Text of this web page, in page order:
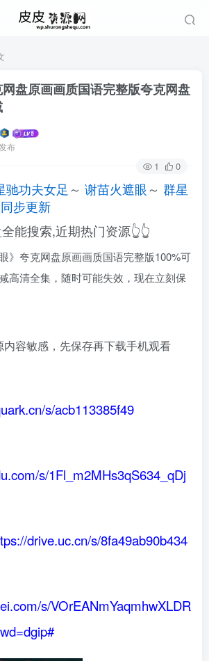
网盘原画画质国语完整版夸克网盘
布
1 0
驰功夫女足 ～ 谢苗火遮眼～ 群星
步更新
全能搜索,近期热门资源👆👆
》夸克网盘原画画质国语完整版100%可
高清全集，随时可能失效，现在立刻保
容敏感，先保存再下载手机观看
s/acb113385f49
s/1Fl_m2MHs3qS634_qDj
drive.uc.cn/s/8fa49ab90b434
s/VOrEANmYaqmhwXLDR